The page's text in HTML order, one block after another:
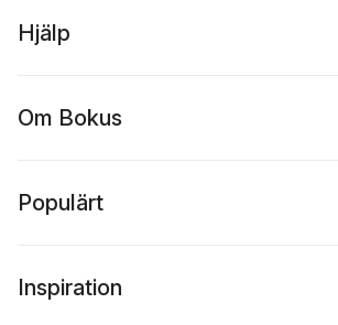
Hjälp
Om Bokus
Populärt
Inspiration